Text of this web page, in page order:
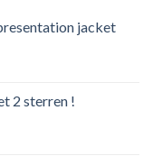
jacket
2 sterren !